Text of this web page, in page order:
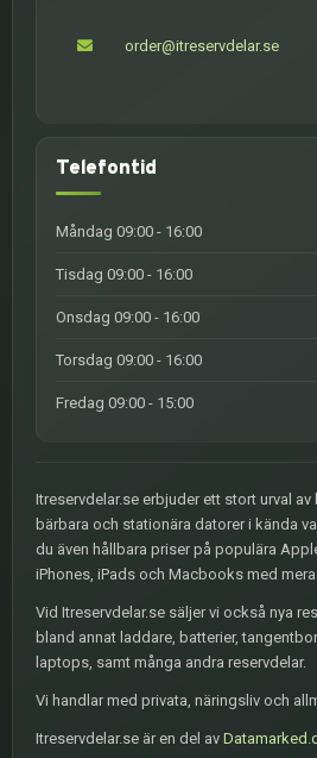
order@itreservdelar.se
Telefontid
Måndag 09:00 - 16:00
Tisdag 09:00 - 16:00
Onsdag 09:00 - 16:00
Torsdag 09:00 - 16:00
Fredag 09:00 - 15:00
Itreservdelar.se erbjuder ett stort urval av
bärbara och stationära datorer i kända
du även hållbara priser på populära
iPhones, iPads och Macbooks med
Vid Itreservdelar.se säljer vi också nya
bland annat laddare, batterier,
laptops, samt många andra reservdelar.
Vi handlar med privata, näringsliv och
Itreservdelar.se är en del av